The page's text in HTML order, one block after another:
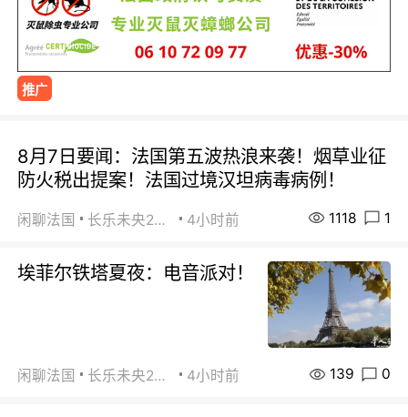
推广
8月7日要闻：法国第五波热浪来袭！烟草业征
防火税出提案！法国过境汉坦病毒病例！
闲聊法国 长乐未央2015 4小时前 1118 1
埃菲尔铁塔夏夜：电音派对！
闲聊法国 长乐未央2015 4小时前 139 0